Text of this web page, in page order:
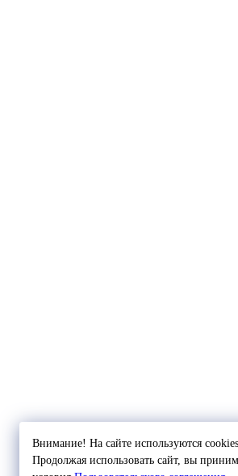
Внимание! На сайте используются
Продолжая использовать сайт, вы